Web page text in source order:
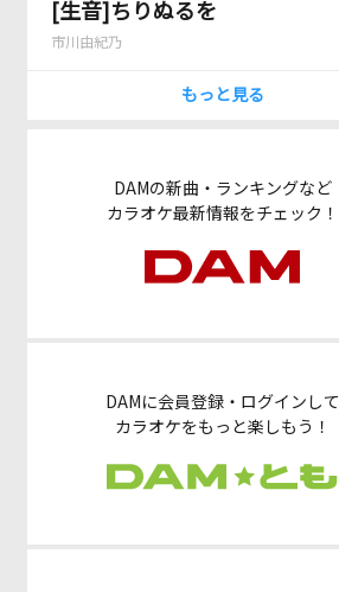
[生音]ちりぬるを
市川由紀乃
もっと見る
DAMの新曲・ランキングなど
カラオケ最新情報をチェック！
DAMに会員登録・ログインして
カラオケをもっと楽しもう！